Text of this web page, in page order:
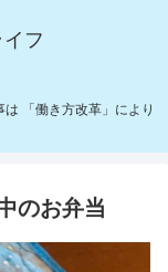
フ
「働き方改革」により
のお弁当